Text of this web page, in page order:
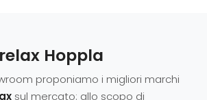
Hoppla
proponiamo i migliori marchi
sul mercato: allo scopo di